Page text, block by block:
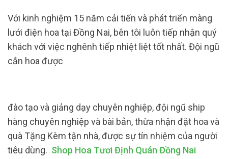
Với kinh nghiệm 15 năm cải tiến và phát triển màng
lưới điện hoa tại Đồng Nai, bên tôi luôn tiếp nhận quý
khách với việc nghênh tiếp nhiệt liệt tốt nhất. Đội ngũ
cắn hoa được
đào tạo và giảng dạy chuyên nghiệp, đội ngũ ship
hàng chuyên nghiệp và bài bản, thừa nhận đặt hoa và
quà Tặng Kèm tận nhà, được sự tín nhiệm của người
tiêu dùng. Shop Hoa Tươi Định Quán Đồng Nai